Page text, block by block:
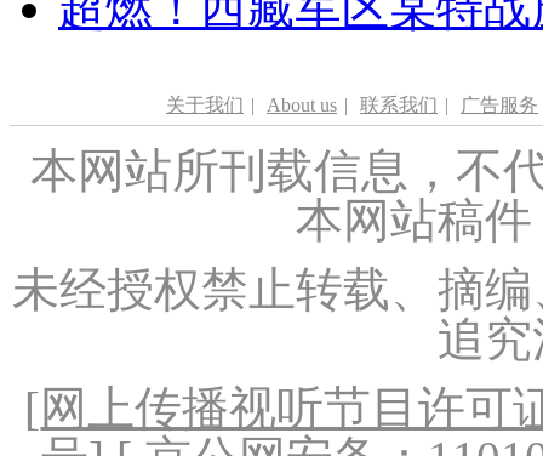
关于我们 | About us | 联系我们 | 广告服务
本网站所刊载信息，不
本网站稿
未经授权禁止转载、摘
追
[网上传播视听节目许可